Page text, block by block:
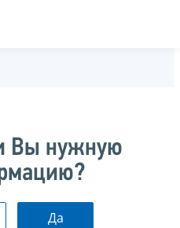
Вы нужную
Да